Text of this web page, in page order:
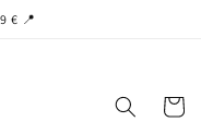
€ 📍
Carrito